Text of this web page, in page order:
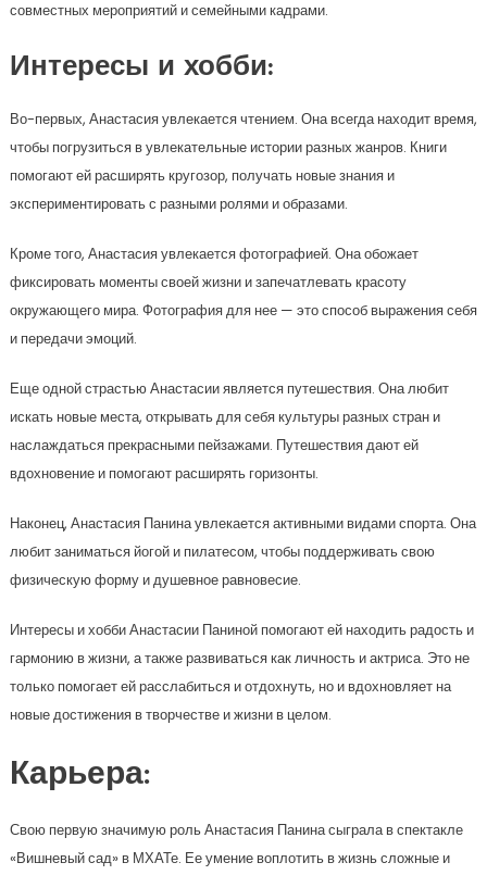
совместных мероприятий и семейными кадрами.
Интересы и хобби:
Во-первых, Анастасия увлекается чтением. Она всегда находит время,
чтобы погрузиться в увлекательные истории разных жанров. Книги
помогают ей расширять кругозор, получать новые знания и
экспериментировать с разными ролями и образами.
Кроме того, Анастасия увлекается фотографией. Она обожает
фиксировать моменты своей жизни и запечатлевать красоту
окружающего мира. Фотография для нее — это способ выражения себя
и передачи эмоций.
Еще одной страстью Анастасии является путешествия. Она любит
искать новые места, открывать для себя культуры разных стран и
наслаждаться прекрасными пейзажами. Путешествия дают ей
вдохновение и помогают расширять горизонты.
Наконец, Анастасия Панина увлекается активными видами спорта. Она
любит заниматься йогой и пилатесом, чтобы поддерживать свою
физическую форму и душевное равновесие.
Интересы и хобби Анастасии Паниной помогают ей находить радость и
гармонию в жизни, а также развиваться как личность и актриса. Это не
только помогает ей расслабиться и отдохнуть, но и вдохновляет на
новые достижения в творчестве и жизни в целом.
Карьера:
Свою первую значимую роль Анастасия Панина сыграла в спектакле
«Вишневый сад» в МХАТе. Ее умение воплотить в жизнь сложные и